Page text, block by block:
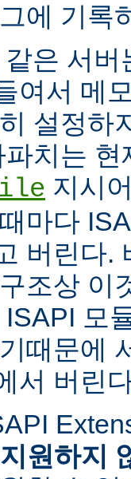
에 기록
은 서
여서 메
설정하
치는 현
지시
마다
버린다.
조상 이
모
때문에
서 버린
원하지